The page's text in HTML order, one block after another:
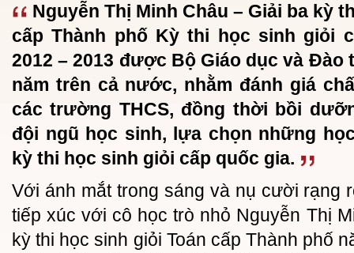
Nguyễn Thị Minh Châu – Giải ba kỳ
cấp Thành phố Kỳ thi học sinh giỏi
2012 – 2013 được Bộ Giáo dục và
năm trên cả nước, nhằm đánh giá
các trường THCS, đồng thời bồi
đội ngũ học sinh, lựa chọn những
kỳ thi học sinh giỏi cấp quốc gia.
Với ánh mắt trong sáng và nụ cười rạng
tiếp xúc với cô học trò nhỏ Nguyễn Thị
kỳ thi học sinh giỏi Toán cấp Thành phố